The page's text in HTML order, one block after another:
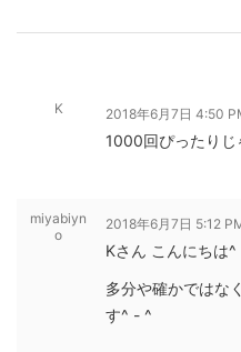
K 2018年6月7日 4:50
1000回ぴったり
miyabiyn
o
2018年6月7日 5:12
Kさん こんにちは^
多分や確かではな
す^ - ^